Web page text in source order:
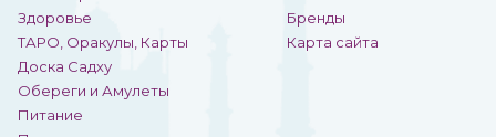
Здоровье
ТАРО, Оракулы, Карты
Доска Садху
Обереги и Амулеты
Питание
Бренды
Карта сайта